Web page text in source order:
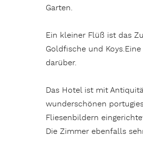
Garten.
Ein kleiner Flüß ist das
Goldfische und
darüber.
Das Hotel ist mit
wunderschönen
Fliesenbildern
Die Zimmer ebenfalls